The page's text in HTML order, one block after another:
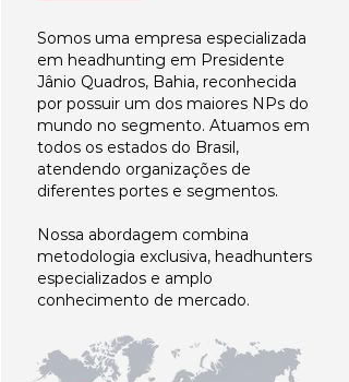
Somos uma empresa especializada
em headhunting em Presidente
Jânio Quadros, Bahia, reconhecida
por possuir um dos maiores NPs do
mundo no segmento. Atuamos em
todos os estados do Brasil,
atendendo organizações de
diferentes portes e segmentos.
Nossa abordagem combina
metodologia exclusiva, headhunters
especializados e amplo
conhecimento de mercado.